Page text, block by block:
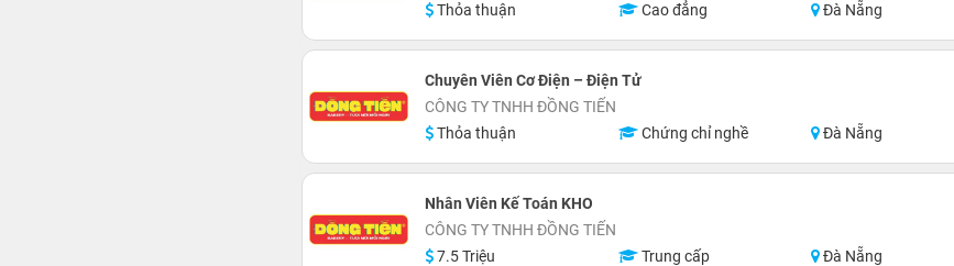
Thỏa thuận
Cao đẳng Đà Nẵng
Chuyên Viên Cơ Điện – Điện Tử
CÔNG TY TNHH ĐỒNG TIẾN
Thỏa thuận
Chứng chỉ nghề Đà Nẵng
Nhân Viên Kế Toán KHO
CÔNG TY TNHH ĐỒNG TIẾN
7.5 Triệu
Trung cấp Đà Nẵng